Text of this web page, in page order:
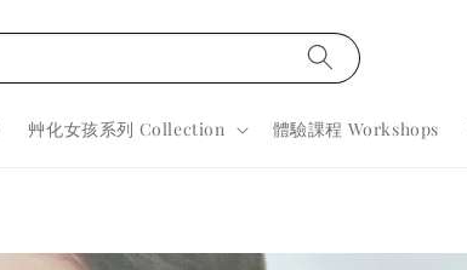
艸化女孩系列 Collection 體驗課程 Workshops